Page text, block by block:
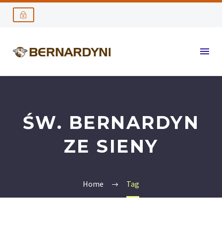
ŚW. BERNARDYN
ZE SIENY
Home Tag